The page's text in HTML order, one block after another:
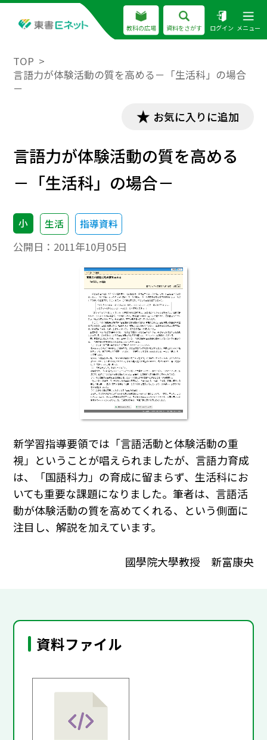
教科の広場 資料をさがす ログイン メニュー
TOP
言語力が体験活動の質を高める－「生活科」の場合
－
お気に入りに追加
言語力が体験活動の質を高める
－「生活科」の場合－
小 生活 指導資料
公開日： 2011年10月05日
新学習指導要領では「言語活動と体験活動の重
視」ということが唱えられましたが、言語力育成
は、「国語科力」の育成に留まらず、生活科にお
いても重要な課題になりました。筆者は、言語活
動が体験活動の質を高めてくれる、という側面に
注目し、解説を加えています。
國學院大學教授 新富康央
資料ファイル